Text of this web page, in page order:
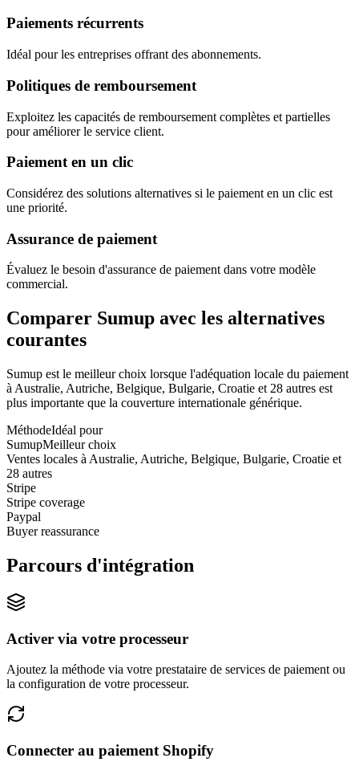
Paiements récurrents
Idéal pour les entreprises offrant des abonnements.
Politiques de remboursement
Exploitez les capacités de remboursement complètes et partielles
pour améliorer le service client.
Paiement en un clic
Considérez des solutions alternatives si le paiement en un clic est
une priorité.
Assurance de paiement
Évaluez le besoin d'assurance de paiement dans votre modèle
commercial.
Comparer Sumup avec les alternatives
courantes
Sumup est le meilleur choix lorsque l'adéquation locale du paiement
à Australie, Autriche, Belgique, Bulgarie, Croatie et 28 autres est
plus importante que la couverture internationale générique.
MéthodeIdéal pour
SumupMeilleur choix
Ventes locales à Australie, Autriche, Belgique, Bulgarie, Croatie et
28 autres
Stripe
Stripe coverage
Paypal
Buyer reassurance
Parcours d'intégration
Activer via votre processeur
Ajoutez la méthode via votre prestataire de services de paiement ou
la configuration de votre processeur.
Connecter au paiement Shopify